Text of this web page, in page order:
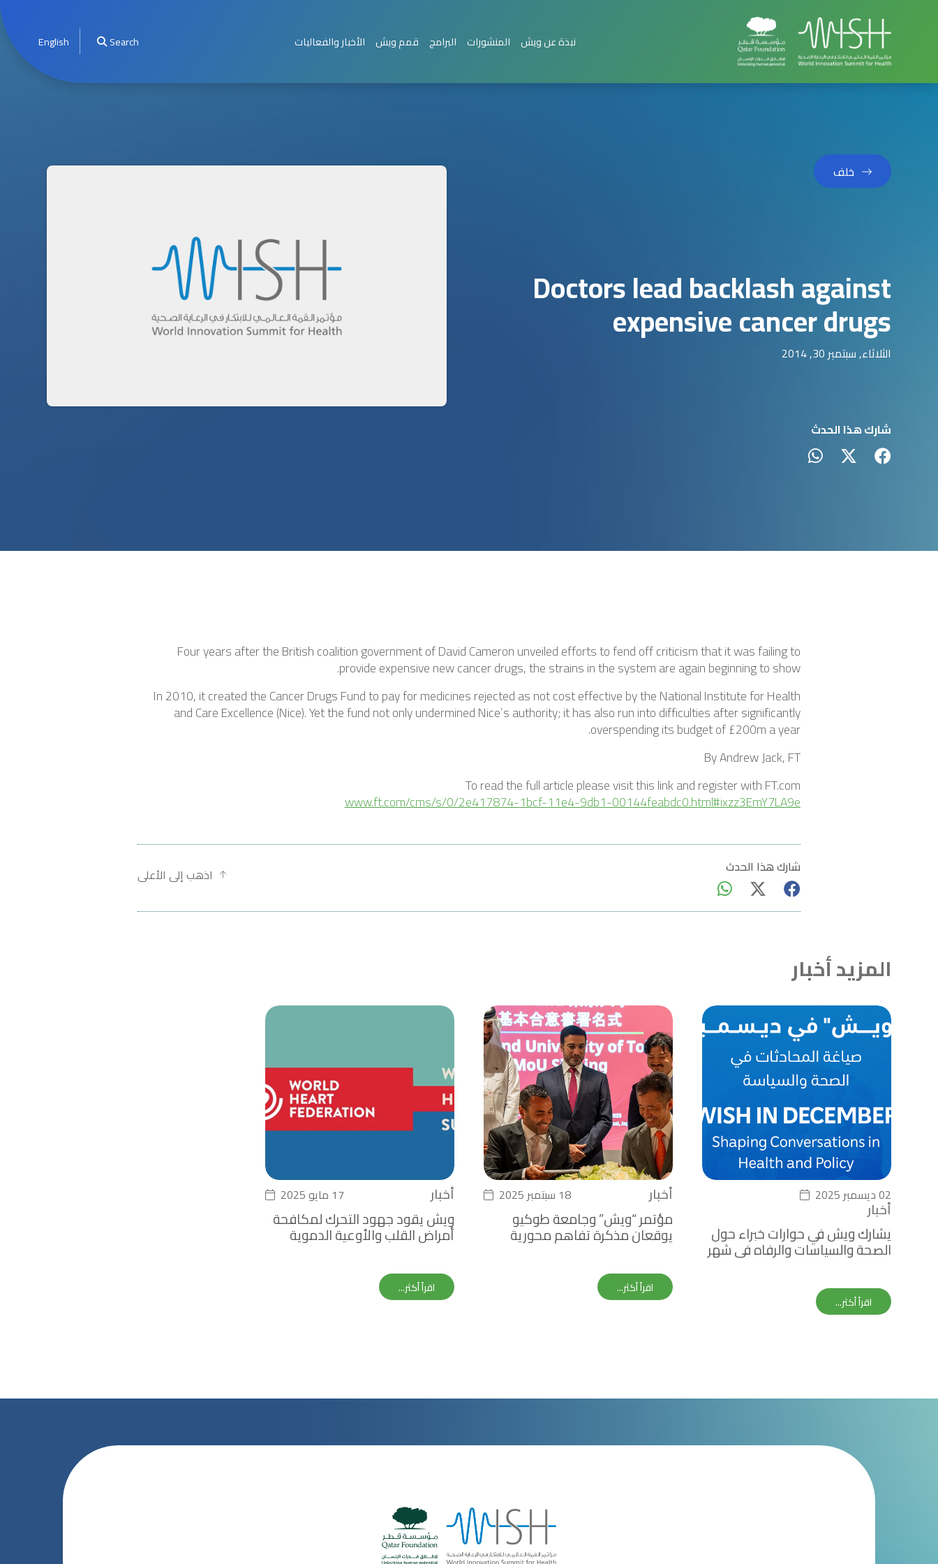
نبذة عن ويش المنشورات البرامج قمم ويش الأخبار والفعاليات Search
English
خلف
Doctors lead backlash against
expensive cancer drugs
الثلاثاء, سبتمبر 30, 2014
شارك هذا الحدث
Four years after the British coalition government of David Cameron unveiled efforts to fend off criticism that it was failing to
provide expensive new cancer drugs, the strains in the system are again beginning to show.
In 2010, it created the Cancer Drugs Fund to pay for medicines rejected as not cost effective by the National Institute for Health
and Care Excellence (Nice). Yet the fund not only undermined Nice’s authority; it has also run into difficulties after significantly
overspending its budget of £200m a year.
By Andrew Jack, FT
To read the full article please visit this link and register with FT.com
www.ft.com/cms/s/0/2e417874-1bcf-11e4-9db1-00144feabdc0.html#ixzz3EmY7LA9e
شارك هذا الحدث اذهب إلى الأعلى
المزيد أخبار
أخبار
02 ديسمبر 2025
يشارك ويش في حوارات خبراء حول
الصحة والسياسات والرفاه في شهر
ديسمبر
اقرأ أكثر...
أخبار 18 سبتمبر 2025
مؤتمر “ويش” وجامعة طوكيو
يوقعان مذكرة تفاهم محورية
لتعزيز السياسات الصحية العالمية
خلال معرض أوساكا إكسبو
اقرأ أكثر...
أخبار 17 مايو 2025
ويش يقود جهود التحرك لمكافحة
أمراض القلب والأوعية الدموية
خلال القمة العالمية للقلب 2025
اقرأ أكثر...